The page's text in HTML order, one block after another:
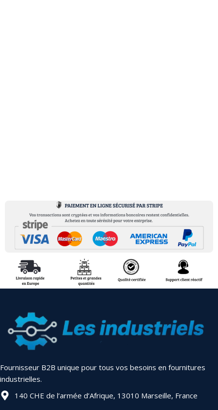
Fournisseur B2B unique pour tous vos besoins en fournitures
industrielles.
140 CHE de l’armée d’Afrique, 13010 Marseille, France